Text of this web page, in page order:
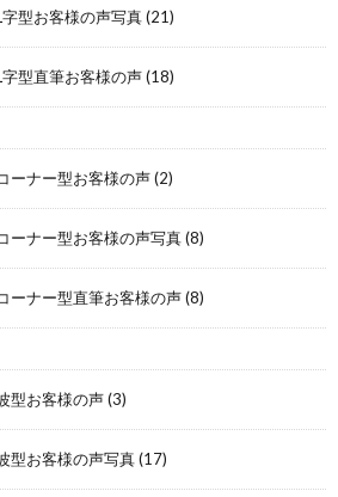
型お客様の声写真(21)
型直筆お客様の声(18)
ーナー型お客様の声(2)
ーナー型お客様の声写真(8)
ーナー型直筆お客様の声(8)
型お客様の声(3)
型お客様の声写真(17)